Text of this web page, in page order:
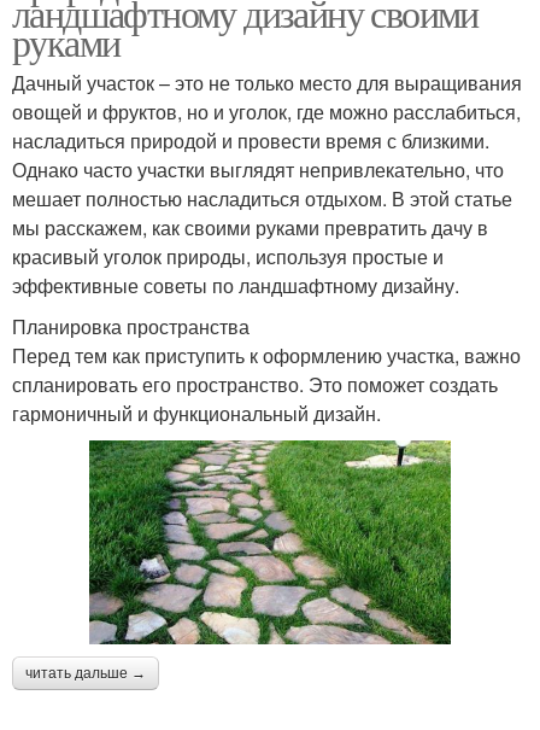
ландшафтному дизайну своими
руками
Дачный участок – это не только место для выращивания
овощей и фруктов, но и уголок, где можно расслабиться,
насладиться природой и провести время с близкими.
Однако часто участки выглядят непривлекательно, что
мешает полностью насладиться отдыхом. В этой статье
мы расскажем, как своими руками превратить дачу в
красивый уголок природы, используя простые и
эффективные советы по ландшафтному дизайну.
Планировка пространства
Перед тем как приступить к оформлению участка, важно
спланировать его пространство. Это поможет создать
гармоничный и функциональный дизайн.
читать дальше →